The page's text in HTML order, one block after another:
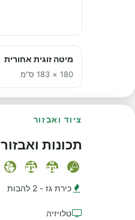
מיטה זוגית אחורית
180 × 183 ס"מ
ציוד ואבזור
תכונות ואבזור
כירת גז - 2 להבות
טלויזיה